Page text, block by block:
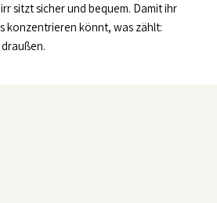
sitzt sicher und bequem. Damit ihr
konzentrieren könnt, was zählt: